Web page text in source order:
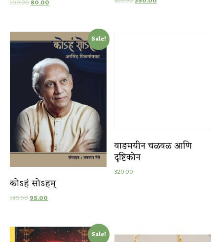
100.0080.00
Sale!
कोऽहं सोऽहम्
145.0095.00
वाङमयीन चळवळ आणि
दृष्टिकोन
320.00
Sale!